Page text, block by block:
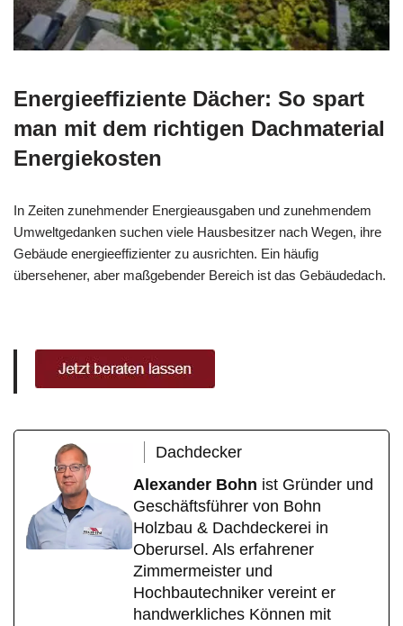
Energieeffiziente Dächer: So spart
man mit dem richtigen Dachmaterial
Energiekosten
In Zeiten zunehmender Energieausgaben und zunehmendem
Umweltgedanken suchen viele Hausbesitzer nach Wegen, ihre
Gebäude energieeffizienter zu ausrichten. Ein häufig
übersehener, aber maßgebender Bereich ist das Gebäudedach.
Dachdecker
Alexander Bohn ist Gründer und
Geschäftsführer von Bohn
Holzbau & Dachdeckerei in
Oberursel. Als erfahrener
Zimmermeister und
Hochbautechniker vereint er
handwerkliches Können mit